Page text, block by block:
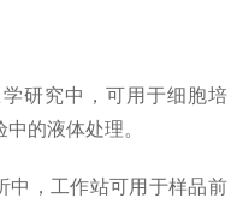
研究中，可用于细胞培
的液体处理。
，工作站可用于样品前